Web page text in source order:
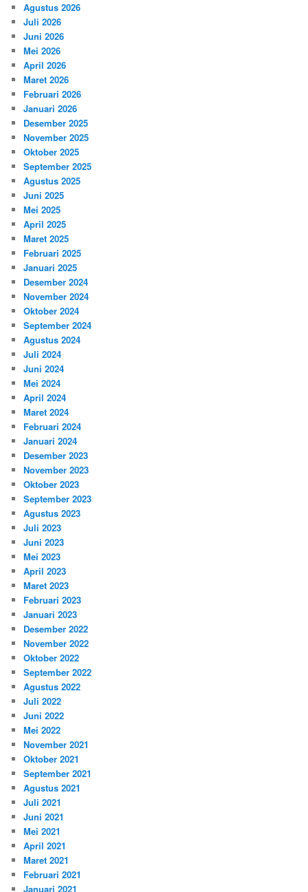
Agustus 2026
Juli 2026
Juni 2026
Mei 2026
April 2026
Maret 2026
Februari 2026
Januari 2026
Desember 2025
November 2025
Oktober 2025
September 2025
Agustus 2025
Juni 2025
Mei 2025
April 2025
Maret 2025
Februari 2025
Januari 2025
Desember 2024
November 2024
Oktober 2024
September 2024
Agustus 2024
Juli 2024
Juni 2024
Mei 2024
April 2024
Maret 2024
Februari 2024
Januari 2024
Desember 2023
November 2023
Oktober 2023
September 2023
Agustus 2023
Juli 2023
Juni 2023
Mei 2023
April 2023
Maret 2023
Februari 2023
Januari 2023
Desember 2022
November 2022
Oktober 2022
September 2022
Agustus 2022
Juli 2022
Juni 2022
Mei 2022
November 2021
Oktober 2021
September 2021
Agustus 2021
Juli 2021
Juni 2021
Mei 2021
April 2021
Maret 2021
Februari 2021
Januari 2021